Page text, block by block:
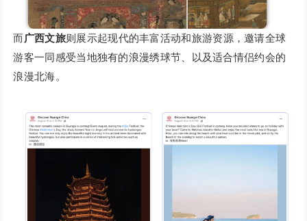
而广西文旅则展示起现代的丰富活动和旅游资源，邀请全球
游客一同感受当地独有的浪漫绣球节、以及适合情侣约会的
浪漫北海。